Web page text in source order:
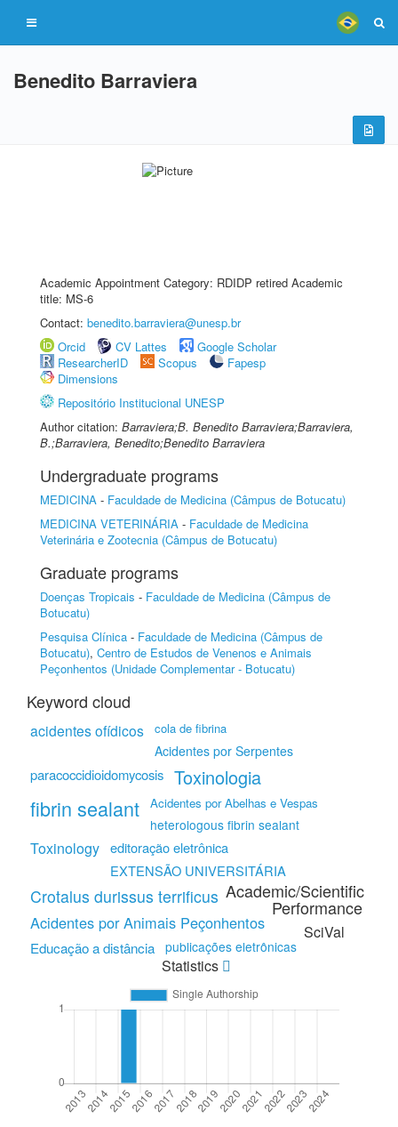
Benedito Barraviera
Academic Appointment Category: RDIDP retired Academic
title: MS-6
Contact: benedito.barraviera@unesp.br
Orcid
CV Lattes
Google Scholar
ResearcherID
Scopus
Fapesp
Dimensions
Repositório Institucional UNESP
Author citation: Barraviera;B. Benedito Barraviera;Barraviera,
B.;Barraviera, Benedito;Benedito Barraviera
Undergraduate programs
MEDICINA - Faculdade de Medicina (Câmpus de Botucatu)
MEDICINA VETERINÁRIA - Faculdade de Medicina
Veterinária e Zootecnia (Câmpus de Botucatu)
Graduate programs
Doenças Tropicais - Faculdade de Medicina (Câmpus de
Botucatu)
Pesquisa Clínica - Faculdade de Medicina (Câmpus de
Botucatu), Centro de Estudos de Venenos e Animais
Peçonhentos (Unidade Complementar - Botucatu)
Keyword cloud
acidentes ofídicos cola de fibrina
Acidentes por Serpentes
paracoccidioidomycosis Toxinologia
fibrin sealant Acidentes por Abelhas e Vespas
heterologous fibrin sealant
Toxinology editoração eletrônica
EXTENSÃO UNIVERSITÁRIA
Crotalus durissus terrificus
Acidentes por Animais Peçonhentos
Educação a distância publicações eletrônicas
Academic/Scientific
Performance
SciVal
Statistics